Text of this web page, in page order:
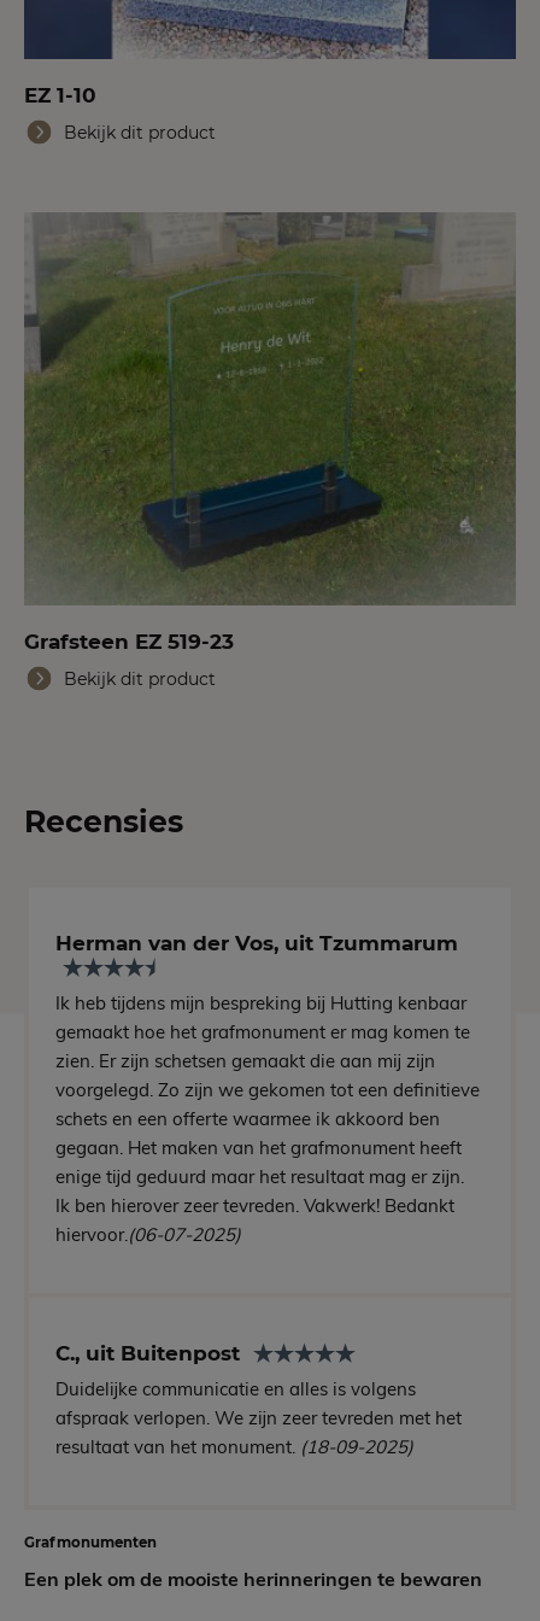
EZ 1-10
Bekijk dit product
Grafsteen EZ 519-23
Bekijk dit product
Recensies
Herman van der Vos, uit Tzummarum
Ik heb tijdens mijn bespreking bij Hutting kenbaar
gemaakt hoe het grafmonument er mag komen te
zien. Er zijn schetsen gemaakt die aan mij zijn
voorgelegd. Zo zijn we gekomen tot een definitieve
schets en een offerte waarmee ik akkoord ben
gegaan. Het maken van het grafmonument heeft
enige tijd geduurd maar het resultaat mag er zijn.
Ik ben hierover zeer tevreden. Vakwerk! Bedankt
hiervoor.(06-07-2025)
C., uit Buitenpost
Duidelijke communicatie en alles is volgens
afspraak verlopen. We zijn zeer tevreden met het
resultaat van het monument. (18-09-2025)
Grafmonumenten
Een plek om de mooiste herinneringen te bewaren